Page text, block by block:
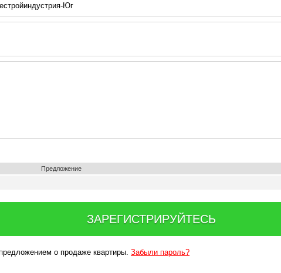
Юг
Предложение
ЗАРЕГИСТРИРУЙТЕСЬ
о продаже квартиры.Забыли пароль?